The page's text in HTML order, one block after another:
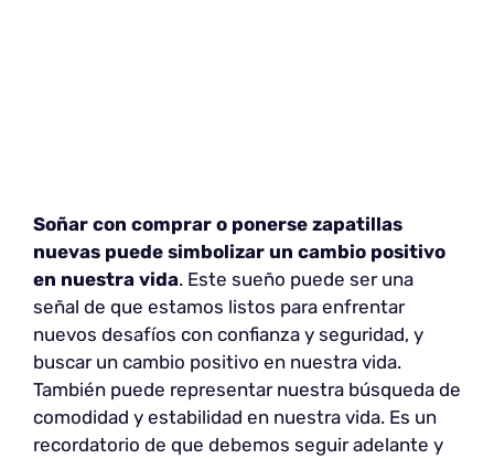
Soñar con comprar o ponerse zapatillas
nuevas puede simbolizar un cambio positivo
en nuestra vida. Este sueño puede ser una
señal de que estamos listos para enfrentar
nuevos desafíos con confianza y seguridad, y
buscar un cambio positivo en nuestra vida.
También puede representar nuestra búsqueda de
comodidad y estabilidad en nuestra vida. Es un
recordatorio de que debemos seguir adelante y